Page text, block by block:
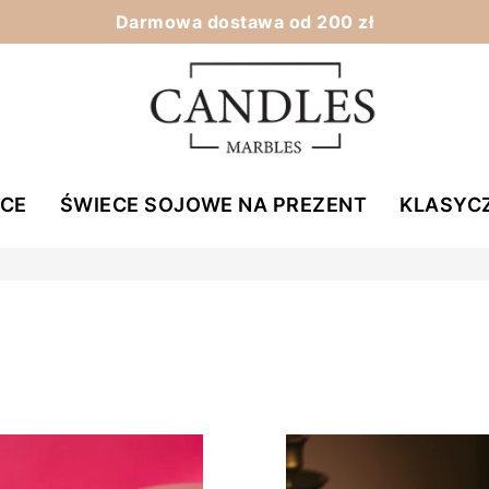
Darmowa dostawa od 200 zł
ŚWIECE SOJOWE NA PREZENT